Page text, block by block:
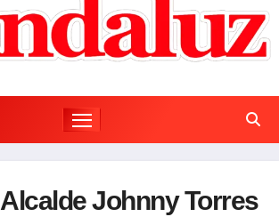
Alcalde Johnny Torres